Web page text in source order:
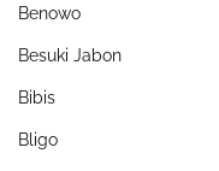
Benowo
Besuki Jabon
Bibis
Bligo